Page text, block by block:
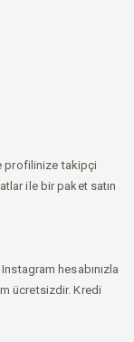
profilinize takipçi
ile bir paket satın
hesabınızla
ücretsizdir. Kredi